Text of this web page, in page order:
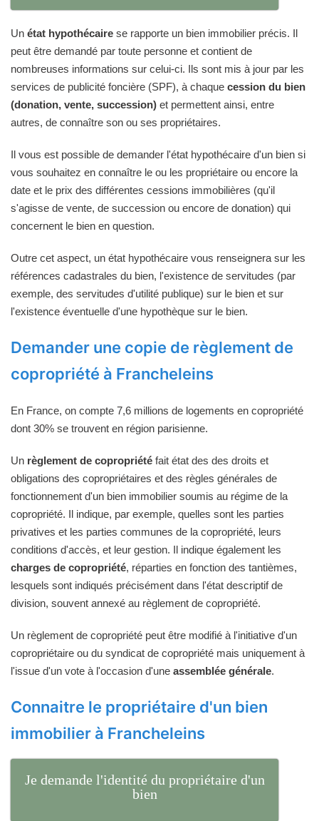
Un état hypothécaire se rapporte un bien immobilier précis. Il
peut être demandé par toute personne et contient de
nombreuses informations sur celui-ci. Ils sont mis à jour par les
services de publicité foncière (SPF), à chaque cession du bien
(donation, vente, succession) et permettent ainsi, entre
autres, de connaître son ou ses propriétaires.
Il vous est possible de demander l'état hypothécaire d'un bien si
vous souhaitez en connaître le ou les propriétaire ou encore la
date et le prix des différentes cessions immobilières (qu'il
s'agisse de vente, de succession ou encore de donation) qui
concernent le bien en question.
Outre cet aspect, un état hypothécaire vous renseignera sur les
références cadastrales du bien, l'existence de servitudes (par
exemple, des servitudes d'utilité publique) sur le bien et sur
l'existence éventuelle d'une hypothèque sur le bien.
Demander une copie de règlement de
copropriété à Francheleins
En France, on compte 7,6 millions de logements en copropriété
dont 30% se trouvent en région parisienne.
Un règlement de copropriété fait état des des droits et
obligations des copropriétaires et des règles générales de
fonctionnement d'un bien immobilier soumis au régime de la
copropriété. Il indique, par exemple, quelles sont les parties
privatives et les parties communes de la copropriété, leurs
conditions d'accès, et leur gestion. Il indique également les
charges de copropriété, réparties en fonction des tantièmes,
lesquels sont indiqués précisément dans l'état descriptif de
division, souvent annexé au règlement de copropriété.
Un règlement de copropriété peut être modifié à l'initiative d'un
copropriétaire ou du syndicat de copropriété mais uniquement à
l'issue d'un vote à l'occasion d'une assemblée générale.
Connaitre le propriétaire d'un bien
immobilier à Francheleins
Je demande l'identité du propriétaire d'un
bien